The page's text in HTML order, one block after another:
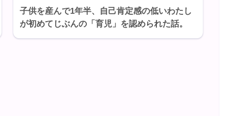
子供を産んで1年半、自己肯定感の低いわたし
が初めてじぶんの「育児」を認められた話。